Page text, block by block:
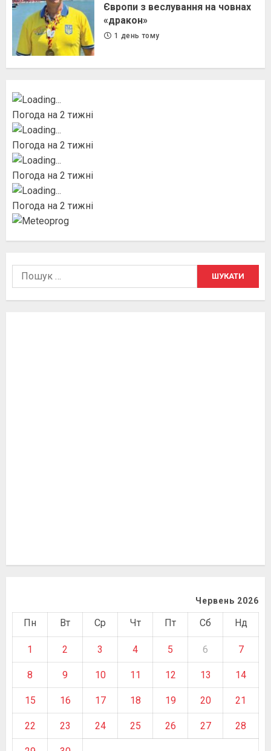
Європи з веслування на човнах
«дракон»
1 день тому
Погода на 2 тижні
Погода на 2 тижні
Погода на 2 тижні
Погода на 2 тижні
Пошук:
Червень 2026
Пн Вт Ср Чт Пт Сб Нд
1 2 3 4 5 6 7
8 9 10 11 12 13 14
15 16 17 18 19 20 21
22 23 24 25 26 27 28